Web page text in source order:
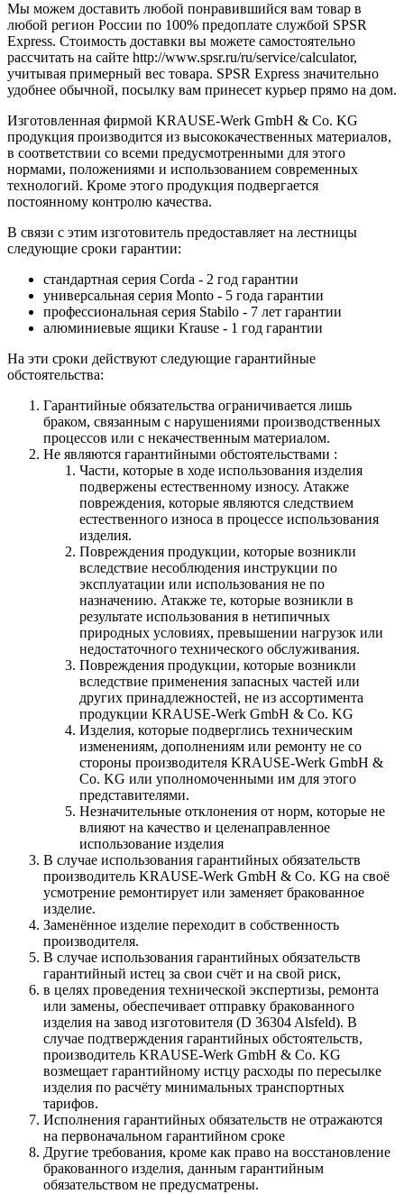
Мы можем доставить любой понравившийся вам товар в
любой регион России по 100% предоплате службой SPSR
Express. Стоимость доставки вы можете самостоятельно
рассчитать на сайте http://www.spsr.ru/ru/service/calculator,
учитывая примерный вес товара. SPSR Express значительно
удобнее обычной, посылку вам принесет курьер прямо на дом.
Изготовленная фирмой KRAUSE-Werk GmbH & Со. KG
продукция производится из высококачественных материалов,
в соответствии со всеми предусмотренными для этого
нормами, положениями и использованием современных
технологий. Кроме этого продукция подвергается
постоянному контролю качества.
В связи с этим изготовитель предоставляет на лестницы
следующие сроки гарантии:
стандартная серия Corda - 2 год гарантии
универсальная серия Monto - 5 года гарантии
профессиональная серия Stabilo - 7 лет гарантии
алюминиевые ящики Krause - 1 год гарантии
На эти сроки действуют следующие гарантийные
обстоятельства:
Гарантийные обязательства ограничивается лишь
браком, связанным с нарушениями производственных
процессов или с некачественным материалом.
Не являются гарантийными обстоятельствами :
Части, которые в ходе использования изделия
подвержены естественному износу. Атакже
повреждения, которые являются следствием
естественного износа в процессе использования
изделия.
Повреждения продукции, которые возникли
вследствие несоблюдения инструкции по
эксплуатации или использования не по
назначению. Атакже те, которые возникли в
результате использования в нетипичных
природных условиях, превышении нагрузок или
недостаточного технического обслуживания.
Повреждения продукции, которые возникли
вследствие применения запасных частей или
других принадлежностей, не из ассортимента
продукции KRAUSE-Werk GmbH & Со. KG
Изделия, которые подверглись техническим
изменениям, дополнениям или ремонту не со
стороны производителя KRAUSE-Werk GmbH &
Со. KG или уполномоченными им для этого
представителями.
Незначительные отклонения от норм, которые не
влияют на качество и целенаправленное
использование изделия
В случае использования гарантийных обязательств
производитель KRAUSE-Werk GmbH & Со. KG на своё
усмотрение ремонтирует или заменяет бракованное
изделие.
Заменённое изделие переходит в собственность
производителя.
В случае использования гарантийных обязательств
гарантийный истец за свои счёт и на свой риск,
в целях проведения технической экспертизы, ремонта
или замены, обеспечивает отправку бракованного
изделия на завод изготовителя (D 36304 Alsfeld). В
случае подтверждения гарантийных обстоятельств,
производитель KRAUSE-Werk GmbH & Со. KG
возмещает гарантийному истцу расходы по пересылке
изделия по расчёту минимальных транспортных
тарифов.
Исполнения гарантийных обязательств не отражаются
на первоначальном гарантийном сроке
Другие требования, кроме как право на восстановление
бракованного изделия, данным гарантийным
обязательством не предусматрены.